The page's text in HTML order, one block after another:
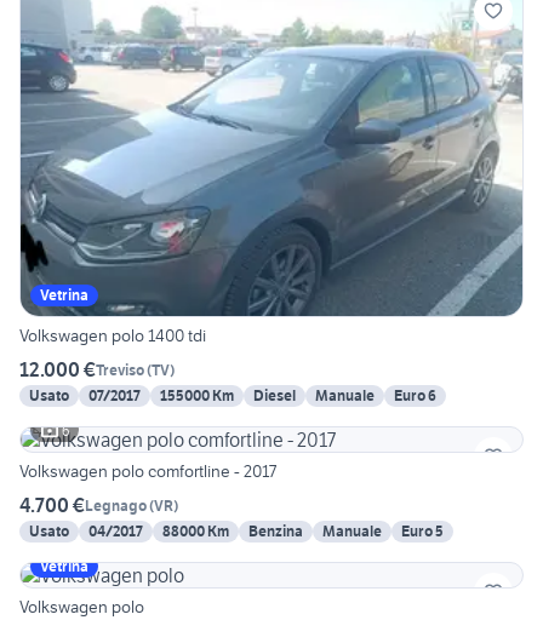
Vetrina
Volkswagen polo 1400 tdi
12.000 €Treviso(TV)
Usato
07/2017 155000 Km Diesel Manuale
Euro 6
6
Volkswagen polo comfortline - 2017
4.700 €Legnago(VR)
Usato
04/2017 88000 Km Benzina Manuale
Euro 5
Vetrina
Volkswagen polo